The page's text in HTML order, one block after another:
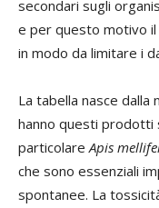
secondari sugli
e per questo motivo
in modo da limitare i
La tabella nasce dalla
hanno questi prodotti
particolareApis
che sono essenziali
spontanee. La